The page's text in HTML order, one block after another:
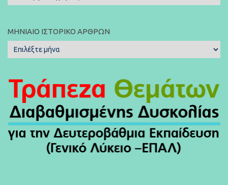
Άρθρων:
ΜΗΝΙΑΊΟ ΙΣΤΟΡΙΚΌ ΆΡΘΡΩΝ
Μηνιαίο
Ιστορικό